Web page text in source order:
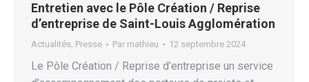
Entretien avec le Pôle Création / Reprise
d’entreprise de Saint-Louis Agglomération
Actualités, Presse Par mathieu 12 septembre 2024
Le Pôle Création / Reprise d’entreprise un service